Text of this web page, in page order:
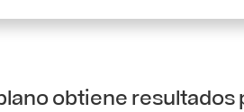
obtiene resultados